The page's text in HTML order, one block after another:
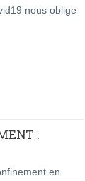
nous oblige
:
en